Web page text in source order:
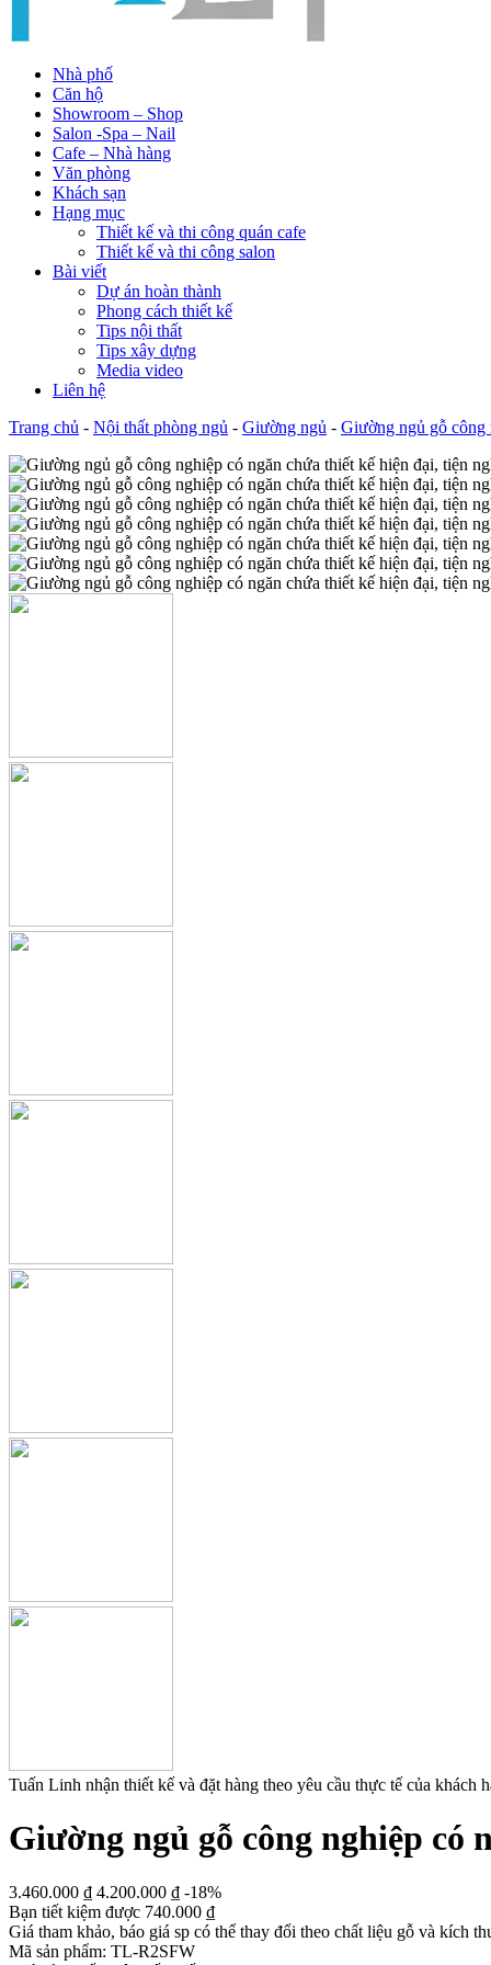
Nhà phố
Căn hộ
Showroom – Shop
Salon -Spa – Nail
Cafe – Nhà hàng
Văn phòng
Khách sạn
Hạng mục
Thiết kế và thi công quán cafe
Thiết kế và thi công salon
Bài viết
Dự án hoàn thành
Phong cách thiết kế
Tips nội thất
Tips xây dựng
Media video
Liên hệ
Trang chủ - Nội thất phòng ngủ - Giường ngủ - Giường ngủ gỗ công
Tuấn Linh nhận thiết kế và đặt hàng theo yêu cầu thực tế của khách
Giường ngủ gỗ công nghiệp có
3.460.000 ₫ 4.200.000 ₫ -18%
Bạn tiết kiệm được 740.000 ₫
Giá tham khảo, báo giá sp có thể thay đổi theo chất liệu gỗ và kích
Mã sản phẩm: TL-R2SFW